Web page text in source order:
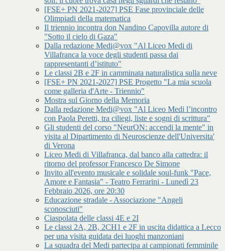
[FSE+ PN 2021-2027] PSE Fase provinciale delle
Olimpiadi della matematica
Il triennio incontra don Nandino Capovilla autore di
"Sotto il cielo di Gaza"
Dalla redazione Medi@vox "Al Liceo Medi di
Villafranca la voce degli studenti passa dai
rappresentanti d’istituto"
Le classi 2B e 2F in camminata naturalistica sulla neve
[FSE+ PN 2021-2027] PSE Progetto "La mia scuola
come galleria d'Arte - Triennio"
Mostra sul Giorno della Memoria
Dalla redazione Medi@vox "Al Liceo Medi l’incontro
con Paola Peretti, tra ciliegi, liste e sogni di scrittura"
Gli studenti del corso "NeurON: accendi la mente" in
visita al Dipartimento di Neuroscienze dell'Universita'
di Verona
Liceo Medi di Villafranca, dal banco alla cattedra: il
ritorno del professor Francesco De Simone
Invito all'evento musicale e solidale soul-funk "Pace,
Amore e Fantasia" - Teatro Ferrarini - Lunedì 23
Febbraio 2026, ore 20:30
Educazione stradale - Associazione "Angeli
sconosciuti"
Ciaspolata delle classi 4E e 2I
Le classi 2A, 2B, 2CH1 e 2F in uscita didattica a Lecco
per una visita guidata dei luoghi manzoniani
La squadra del Medi partecipa ai campionati femminile